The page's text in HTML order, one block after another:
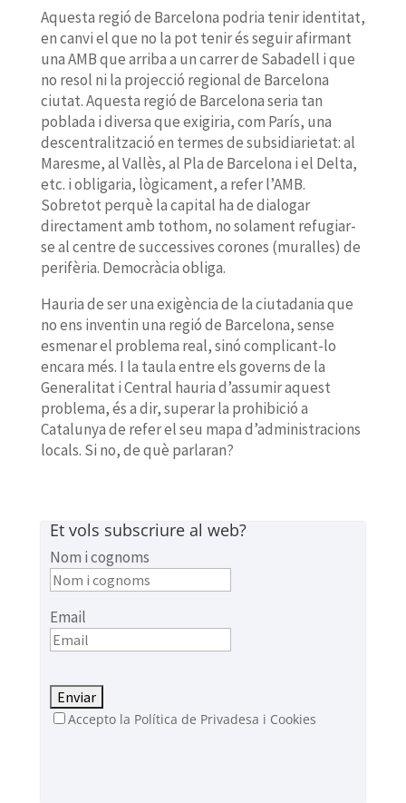
Aquesta regió de Barcelona podria tenir identitat,
en canvi el que no la pot tenir és seguir afirmant
una AMB que arriba a un carrer de Sabadell i que
no resol ni la projecció regional de Barcelona
ciutat. Aquesta regió de Barcelona seria tan
poblada i diversa que exigiria, com París, una
descentralització en termes de subsidiarietat: al
Maresme, al Vallès, al Pla de Barcelona i el Delta,
etc. i obligaria, lògicament, a refer l’AMB.
Sobretot perquè la capital ha de dialogar
directament amb tothom, no solament refugiar-
se al centre de successives corones (muralles) de
perifèria. Democràcia obliga.
Hauria de ser una exigència de la ciutadania que
no ens inventin una regió de Barcelona, sense
esmenar el problema real, sinó complicant-lo
encara més. I la taula entre els governs de la
Generalitat i Central hauria d’assumir aquest
problema, és a dir, superar la prohibició a
Catalunya de refer el seu mapa d’administracions
locals. Si no, de què parlaran?
Et vols subscriure al web?
Nom i cognoms
Email
Accepto la Política de Privadesa i Cookies